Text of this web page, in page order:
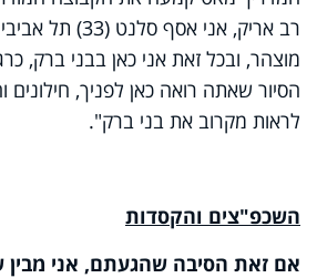
רב אריק, אני אסף
מוצהר, ובכל זאת אני כאן בבני ברק,
הסיור שאתה רואה כאן לפניך, חילונים
לראות מקרוב את בני ברק".
השכפ"צים והקסדות
אם זאת הסיבה שהגעתם, אני